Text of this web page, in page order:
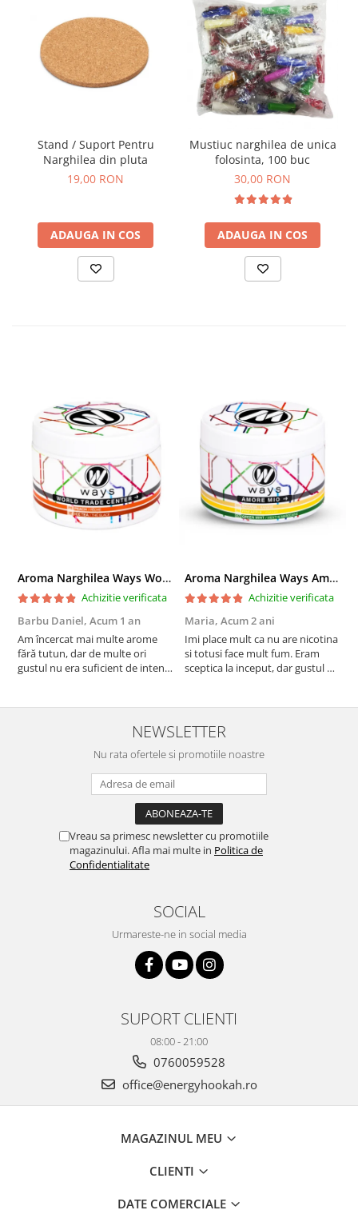
Stand / Suport Pentru
Narghilea din pluta
19,00 RON
ADAUGA IN COS
Mustiuc narghilea de unica
folosinta, 100 buc
30,00 RON
ADAUGA IN COS
Aroma Narghilea Ways World Trade Center - Piersica cu Ice Tea, 200gr
Achizitie verificata
Barbu Daniel, Acum 1 an
Am încercat mai multe arome
fără tutun, dar de multe ori
gustul nu era suficient de intens.
pe toată durata sesiunii. Chiar
dacă nu conține tutun, senzația
Aroma Narghilea Ways Amore - Banana, Ananas si Menta, 200gr
Achizitie verificata
Maria, Acum 2 ani
Imi place mult ca nu are nicotina
si totusi face mult fum. Eram
sceptica la inceput, dar gustul de
ramane miros neplacut in
camera de tutun sau tigara.
NEWSLETTER
Nu rata ofertele si promotiile noastre
Vreau sa primesc newsletter cu promotiile
magazinului. Afla mai multe in Politica de
Confidentialitate
SOCIAL
Urmareste-ne in social media
SUPORT CLIENTI
08:00 - 21:00
0760059528
office@energyhookah.ro
MAGAZINUL MEU
CLIENTI
DATE COMERCIALE